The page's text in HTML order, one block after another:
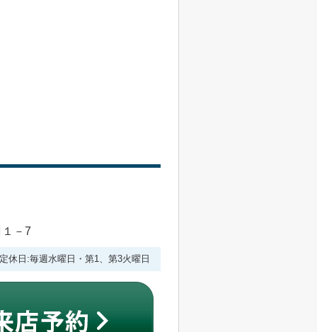
－7
休日:毎週水曜日・第1、第3火曜日